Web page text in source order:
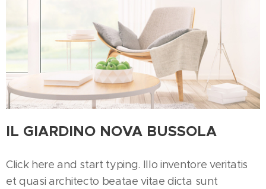
IL GIARDINO NOVA BUSSOLA
Click here and start typing. Illo inventore veritatis
et quasi architecto beatae vitae dicta sunt